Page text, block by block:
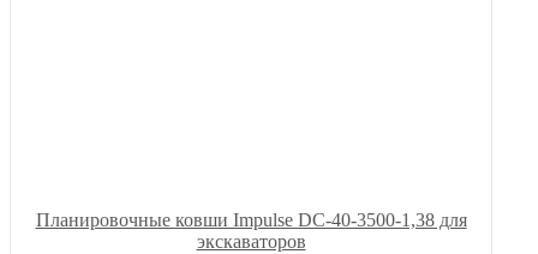
Планировочные ковши Impulse DC-40-3500-1,38 для
экскаваторов